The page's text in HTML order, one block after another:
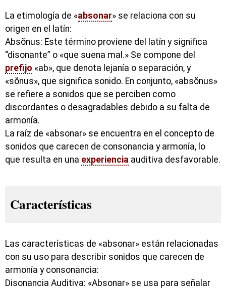
La etimología de «absonar» se relaciona con su
origen en el latín:
Absŏnus: Este término proviene del latín y significa
“disonante” o «que suena mal.» Se compone del
prefijo «ab», que denota lejanía o separación, y
«sŏnus», que significa sonido. En conjunto, «absŏnus»
se refiere a sonidos que se perciben como
discordantes o desagradables debido a su falta de
armonía.
La raíz de «absonar» se encuentra en el concepto de
sonidos que carecen de consonancia y armonía, lo
que resulta en una experiencia auditiva desfavorable.
Características
Las características de «absonar» están relacionadas
con su uso para describir sonidos que carecen de
armonía y consonancia:
Disonancia Auditiva: «Absonar» se usa para señalar